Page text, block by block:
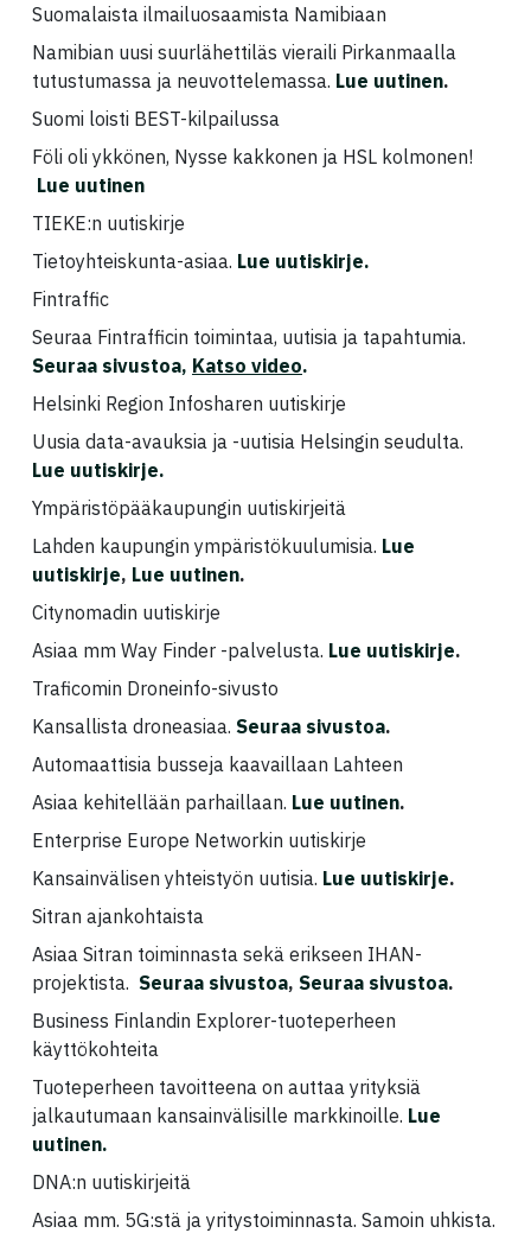
Suomalaista ilmailuosaamista Namibiaan
Namibian uusi suurlähettiläs vieraili Pirkanmaalla
tutustumassa ja neuvottelemassa. Lue uutinen.
Suomi loisti BEST-kilpailussa
Föli oli ykkönen, Nysse kakkonen ja HSL kolmonen!
Lue uutinen
TIEKE:n uutiskirje
Tietoyhteiskunta-asiaa. Lue uutiskirje.
Fintraffic
Seuraa Fintrafficin toimintaa, uutisia ja tapahtumia.
Seuraa sivustoa, Katso video.
Helsinki Region Infosharen uutiskirje
Uusia data-avauksia ja -uutisia Helsingin seudulta.
Lue uutiskirje.
Ympäristöpääkaupungin uutiskirjeitä
Lahden kaupungin ympäristökuulumisia. Lue
uutiskirje, Lue uutinen.
Citynomadin uutiskirje
Asiaa mm Way Finder -palvelusta. Lue uutiskirje.
Traficomin Droneinfo-sivusto
Kansallista droneasiaa. Seuraa sivustoa.
Automaattisia busseja kaavaillaan Lahteen
Asiaa kehitellään parhaillaan. Lue uutinen.
Enterprise Europe Networkin uutiskirje
Kansainvälisen yhteistyön uutisia. Lue uutiskirje.
Sitran ajankohtaista
Asiaa Sitran toiminnasta sekä erikseen IHAN-
projektista. Seuraa sivustoa, Seuraa sivustoa.
Business Finlandin Explorer-tuoteperheen
käyttökohteita
Tuoteperheen tavoitteena on auttaa yrityksiä
jalkautumaan kansainvälisille markkinoille. Lue
uutinen.
DNA:n uutiskirjeitä
Asiaa mm. 5G:stä ja yritystoiminnasta. Samoin uhkista.